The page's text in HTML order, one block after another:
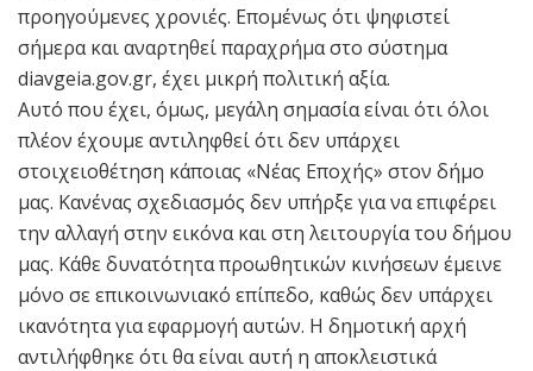
προηγούμενες χρονιές. Επομένως ότι ψηφιστεί
σήμερα και αναρτηθεί παραχρήμα στο σύστημα
diavgeia.gov.gr, έχει μικρή πολιτική αξία.
Αυτό που έχει, όμως, μεγάλη σημασία είναι ότι όλοι
πλέον έχουμε αντιληφθεί ότι δεν υπάρχει
στοιχειοθέτηση κάποιας «Νέας Εποχής» στον δήμο
μας. Κανένας σχεδιασμός δεν υπήρξε για να επιφέρει
την αλλαγή στην εικόνα και στη λειτουργία του δήμου
μας. Κάθε δυνατότητα προωθητικών κινήσεων έμεινε
μόνο σε επικοινωνιακό επίπεδο, καθώς δεν υπάρχει
ικανότητα για εφαρμογή αυτών. Η δημοτική αρχή
αντιλήφθηκε ότι θα είναι αυτή η αποκλειστικά